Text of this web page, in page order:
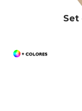
Set